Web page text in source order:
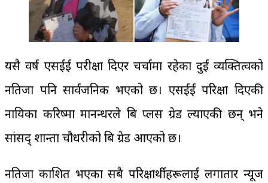
यसै वर्ष एसईई परीक्षा दिएर चर्चामा रहेका दुई व्यक्तित्वको
नतिजा पनि सार्वजनिक भएको छ। एसईई परिक्षा दिएकी
नायिका करिष्मा मानन्धरले बि प्लस ग्रेड ल्याएकी छन् भने
सांसद् शान्ता चौधरीको बि ग्रेड आएको छ।
नतिजा प्रकाशित भएका सबै परिक्षार्थीहरूलाई लगातार न्यूज